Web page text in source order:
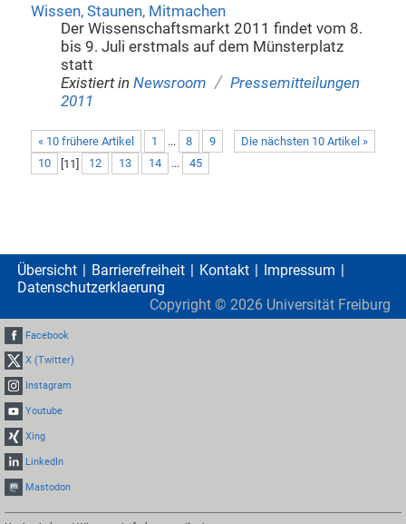
Wissen, Staunen, Mitmachen
Der Wissenschaftsmarkt 2011 findet vom 8.
bis 9. Juli erstmals auf dem Münsterplatz
statt
Existiert in Newsroom / Pressemitteilungen
2011
« 10 frühere Artikel Die nächsten 10 Artikel »
1 ... 8
9
10
[11] 12 13 14 ... 45
Übersicht Barrierefreiheit Kontakt
Impressum
Datenschutzerklaerung
Copyright © 2026 Universität Freiburg
Facebook
X (Twitter)
Instagram
Youtube
Xing
LinkedIn
Mastodon